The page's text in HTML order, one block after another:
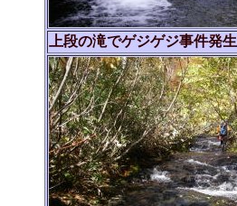
上段の滝でゲジゲジ事件発生